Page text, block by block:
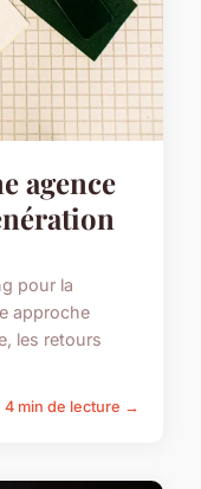
agence
pour la
approche
les retours
4 min de lecture →